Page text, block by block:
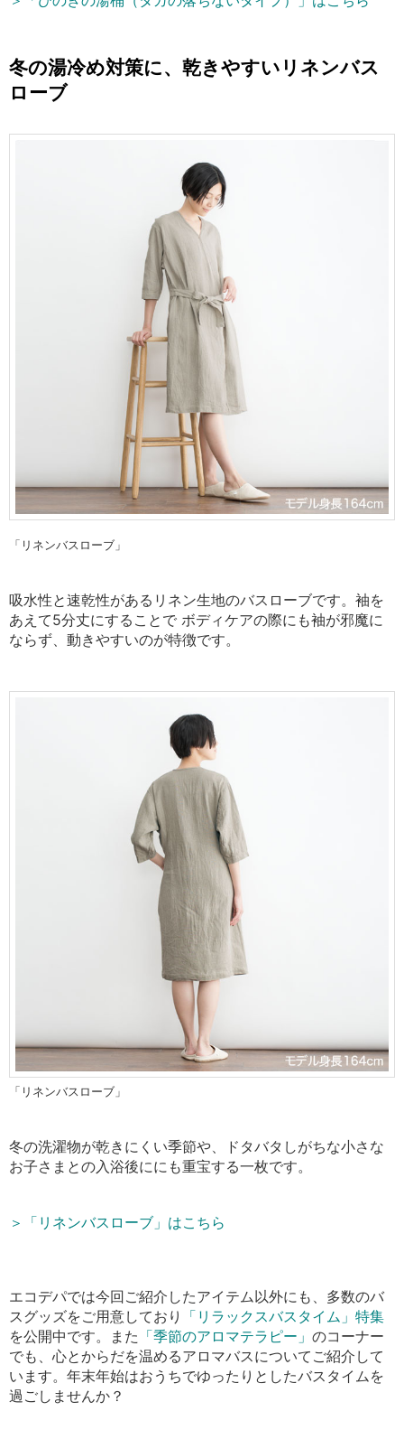
冬の湯冷め対策に、 乾きやすいリネンバス
ローブ
「リネンバスローブ」
吸水性と速乾性があるリネン生地のバスローブです。 袖を
あえて5分丈にすることで ボディケアの際にも袖が邪魔に
ならず、 動きやすいのが特徴です。
「リネンバスローブ」
冬の洗濯物が乾きにくい季節や、ドタバタしがちな小さな
お子さまとの入浴後ににも重宝する一枚です。
＞「リネンバスローブ」はこちら
エコデパでは今回ご紹介したアイテム以外にも、多数のバ
スグッズをご用意しており
「リラックスバスタイム」特集
を公開中です。また 「季節のアロマテラピー」 のコーナー
でも、心とからだを温めるアロマバスについてご紹介して
います。 年末年始はおうちでゆったりとしたバスタイムを
過ごしませんか？